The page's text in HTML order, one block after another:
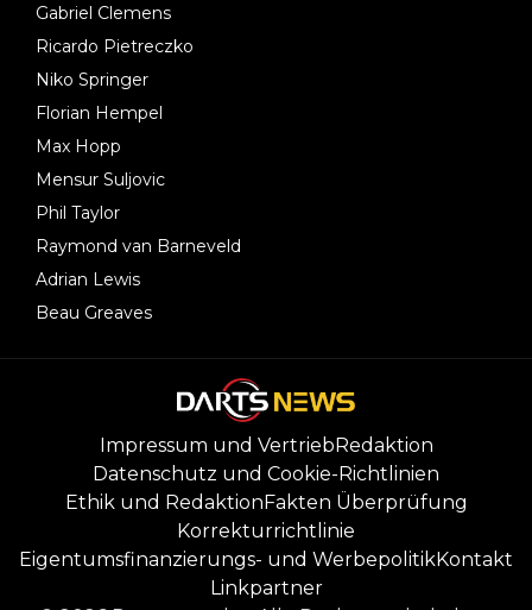
Gabriel Clemens
Ricardo Pietreczko
Niko Springer
Florian Hempel
Max Hopp
Mensur Suljovic
Phil Taylor
Raymond van Barneveld
Adrian Lewis
Beau Greaves
Impressum und Vertrieb Redaktion
Datenschutz und Cookie-Richtlinien
Ethik und Redaktion Fakten Überprüfung
Korrekturrichtlinie
Eigentumsfinanzierungs- und WerbepolitikKontakt
Linkpartner